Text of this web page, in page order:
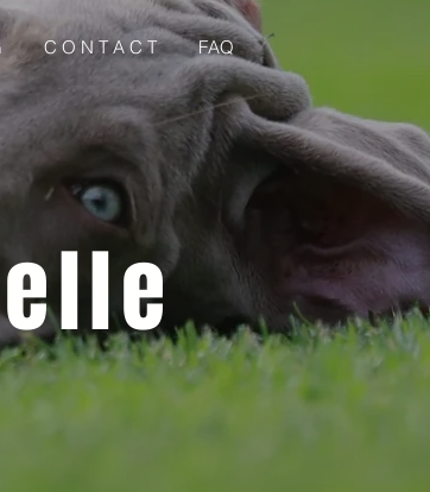
C O N T A C T FAQ